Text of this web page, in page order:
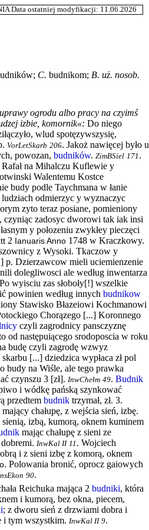
Data ostatniej modyfikacji: 11.06.2026
; C. budnikom; B. uż. nosob.
ogrodu albo pracy na czyimś
izbie, komornik«: Do niego
wlud spotęzywszysię,
VorLetSkarb 206. Jakoż nawięcej było u
powozan, budników. ZimBSiel 171 .
Rafał na Mihalczu Kuflewie y
Walentemu Kostce
budy podle Taychmana w łanie
odmierzyc y wyznaczyc
zyto teraz posiane, pomieniony
zadosyc dworowi tak iak insi
y połozeniu zwykłey pieczęci
2 Ianuaris Anno 1748 w Kraczkowy.
z Wysoki. Tkaczow y
p. Dzierzawcow mieli uciemienzenie
dolegliwosci ale według inwentarza
Po wyisciu zas słoboły[!] wszelkie
powinien według innych budnikow
Stawisko Błazeiowi Kochmanowi
Chorązego [...] Koronnego
czyli zagrodnicy pansczyznę
od następuiącego srodoposcia w roku
budę czyli zagrodę wzwyz
skarbu [...] dziedzica wypłaca zł pol
budy na Wiśle, ale tego prawka
czynszu 3 [zł]. InwChełm 49. Budnik
i wódkę pańską szynkować
przedtem budnik trzymał, zł. 3.
mający chałupę, z wejścia sień, izbę.
sienią, izbą, kumorą, oknem kuminem
mając chałupę z sieni ze
InwKal II 11 . Wojciech
i z sieni izbę z komorą, oknem
. Polowania bronić, oprocz gaiowych
90.
Reichuka mająca 2 budniki, która
i kumorą, bez okna, piecem,
; z dworu sień z drzwiami dobra i
i tym wszystkim. InwKal II 9.